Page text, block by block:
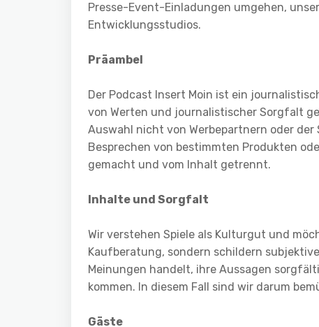
Presse-Event-Einladungen umgehen,
Entwicklungsstudios.
Präambel
Der Podcast Insert Moin ist ein
von Werten und journalistischer Sorgfalt
Auswahl nicht von Werbepartnern oder
Besprechen von bestimmten Produkten
gemacht und vom Inhalt getrennt.
Inhalte und Sorgfalt
Wir verstehen Spiele als Kulturgut und
Kaufberatung, sondern schildern
Meinungen handelt, ihre Aussagen
kommen. In diesem Fall sind wir darum
Gäste